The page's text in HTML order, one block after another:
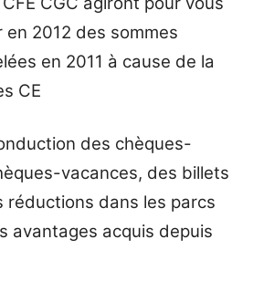
2012 des sommes
en 2011 à cause de la
CE
des chèques-
vacances, des billets
réductions dans les parcs
avantages acquis depuis